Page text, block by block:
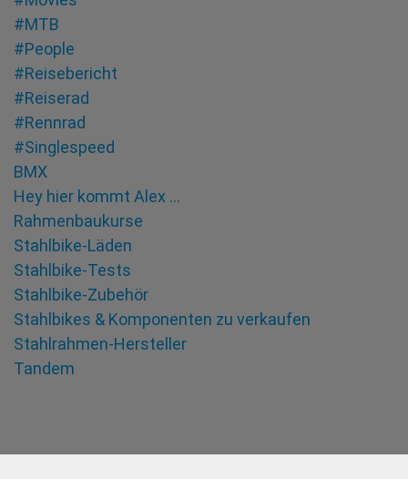
#MTB
#People
#Reisebericht
#Reiserad
#Rennrad
#Singlespeed
BMX
Hey hier kommt Alex …
Rahmenbaukurse
Stahlbike-Läden
Stahlbike-Tests
Stahlbike-Zubehör
Stahlbikes & Komponenten zu verkaufen
Stahlrahmen-Hersteller
Tandem